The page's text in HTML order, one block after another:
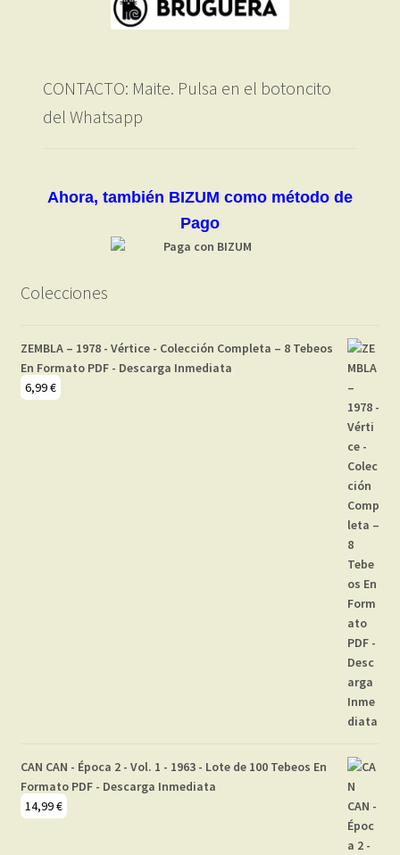
CONTACTO: Maite. Pulsa en el botoncito
del Whatsapp
Ahora, también BIZUM como método de
Pago
Colecciones
ZEMBLA – 1978 - Vértice - Colección Completa – 8 Tebeos
En Formato PDF - Descarga Inmediata
6,99€
CAN CAN - Época 2 - Vol. 1 - 1963 - Lote de 100 Tebeos En
Formato PDF - Descarga Inmediata
14,99€